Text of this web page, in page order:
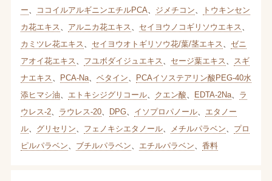
ー
ココイルアルギニンエチルPCA ジメチコン
トウキンセン
カ花エキス
アルニカ花エキス セイヨウノコギリソウエキス
カミツレ花エキス
セイヨウオトギリソウ花/葉/茎エキス
ゼニ
アオイ花エキス
フユボダイジュエキス セージ葉エキス
スギ
ナエキス
PCA-Na、 ベタイン
PCAイソステアリン酸PEG-40水
添ヒマシ油
エトキシジグリコール、 クエン酸 EDTA-2Na、 ラ
ウレス-2、 ラウレス-20、 DPG、 イソプロパノール、 エタノー
ル、 グリセリン フェノキシエタノール、 メチルパラベン
プロ
ピルパラベン
ブチルパラベン エチルパラベン 香料